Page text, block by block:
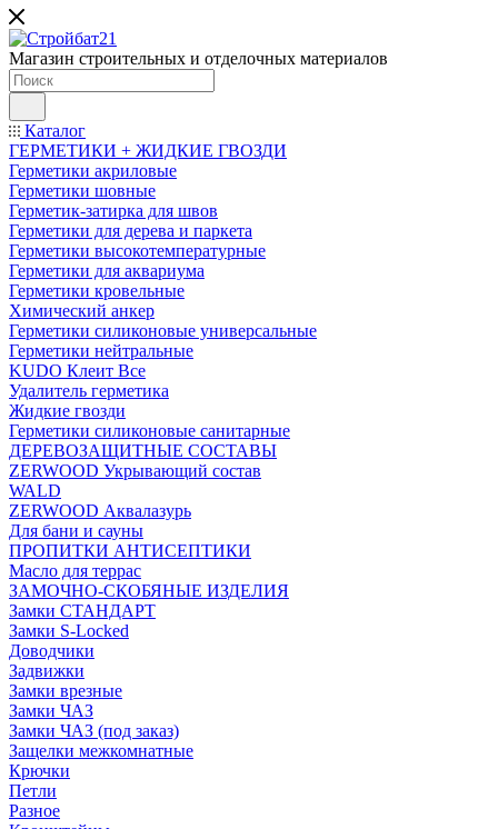
Магазин строительных и отделочных материалов
Каталог
ГЕРМЕТИКИ + ЖИДКИЕ ГВОЗДИ
Герметики акриловые
Герметики шовные
Герметик-затирка для швов
Герметики для дерева и паркета
Герметики высокотемпературные
Герметики для аквариума
Герметики кровельные
Химический анкер
Герметики силиконовые универсальные
Герметики нейтральные
KUDO Клеит Все
Удалитель герметика
Жидкие гвозди
Герметики силиконовые санитарные
ДЕРЕВОЗАЩИТНЫЕ СОСТАВЫ
ZERWOOD Укрывающий состав
WALD
ZERWOOD Аквалазурь
Для бани и сауны
ПРОПИТКИ АНТИСЕПТИКИ
Масло для террас
ЗАМОЧНО-СКОБЯНЫЕ ИЗДЕЛИЯ
Замки СТАНДАРТ
Замки S-Locked
Доводчики
Задвижки
Замки врезные
Замки ЧАЗ
Замки ЧАЗ (под заказ)
Защелки межкомнатные
Крючки
Петли
Разное